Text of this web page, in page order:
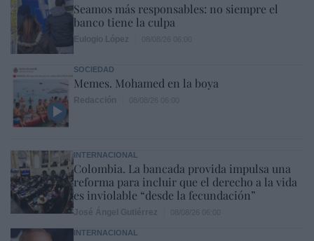
Seamos más responsables: no siempre el
banco tiene la culpa
SOCIEDAD
Memes. Mohamed en la boya
INTERNACIONAL
Colombia. La bancada provida impulsa una
reforma para incluir que el derecho a la vida
es inviolable “desde la fecundación”
INTERNACIONAL